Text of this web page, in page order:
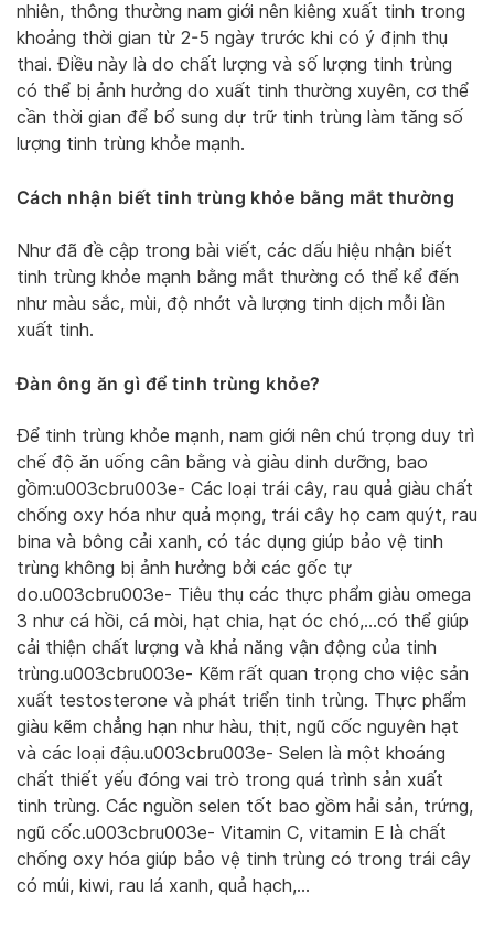
nhiên, thông thường nam giới nên kiêng xuất tinh trong
khoảng thời gian từ 2-5 ngày trước khi có ý định thụ
thai. Điều này là do chất lượng và số lượng tinh trùng
có thể bị ảnh hưởng do xuất tinh thường xuyên, cơ thể
cần thời gian để bổ sung dự trữ tinh trùng làm tăng số
lượng tinh trùng khỏe mạnh.
Cách nhận biết tinh trùng khỏe bằng mắt thường
Như đã đề cập trong bài viết, các dấu hiệu nhận biết
tinh trùng khỏe mạnh bằng mắt thường có thể kể đến
như màu sắc, mùi, độ nhớt và lượng tinh dịch mỗi lần
xuất tinh.
Đàn ông ăn gì để tinh trùng khỏe?
Để tinh trùng khỏe mạnh, nam giới nên chú trọng duy trì
chế độ ăn uống cân bằng và giàu dinh dưỡng, bao
gồm:u003cbru003e- Các loại trái cây, rau quả giàu chất
chống oxy hóa như quả mọng, trái cây họ cam quýt, rau
bina và bông cải xanh, có tác dụng giúp bảo vệ tinh
trùng không bị ảnh hưởng bởi các gốc tự
do.u003cbru003e- Tiêu thụ các thực phẩm giàu omega
3 như cá hồi, cá mòi, hạt chia, hạt óc chó,…có thể giúp
cải thiện chất lượng và khả năng vận động của tinh
trùng.u003cbru003e- Kẽm rất quan trọng cho việc sản
xuất testosterone và phát triển tinh trùng. Thực phẩm
giàu kẽm chẳng hạn như hàu, thịt, ngũ cốc nguyên hạt
và các loại đậu.u003cbru003e- Selen là một khoáng
chất thiết yếu đóng vai trò trong quá trình sản xuất
tinh trùng. Các nguồn selen tốt bao gồm hải sản, trứng,
ngũ cốc.u003cbru003e- Vitamin C, vitamin E là chất
chống oxy hóa giúp bảo vệ tinh trùng có trong trái cây
có múi, kiwi, rau lá xanh, quả hạch,…